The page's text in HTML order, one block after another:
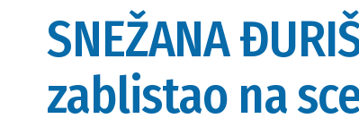
SNEŽANA
zablistao na